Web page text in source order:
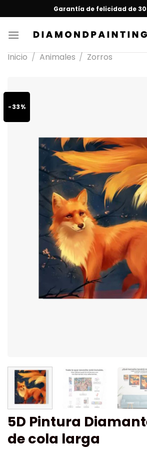
Garantía de felicidad de
Inicio / Animales / Zorros
-33%
5D Pintura
de cola larga